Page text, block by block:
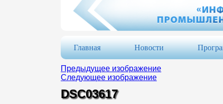
Главная Новости
Предыдущее изображение
Следующее изображение
DSC03617